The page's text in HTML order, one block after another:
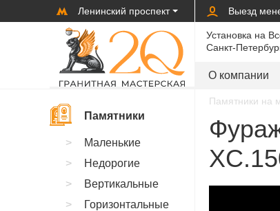
Ленинский проспект Выезд
Установка на
Санкт-
О компании
Памятники на
Памятники
Маленькие
Недорогие
Вертикальные
Горизонтальные